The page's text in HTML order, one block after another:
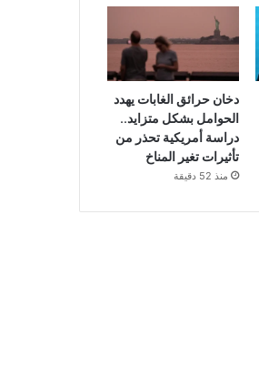
دخان حرائق الغابات يهدد
الحوامل بشكل متزايد..
دراسة أمريكية تحذر من
تأثيرات تغير المناخ
منذ 52 دقيقة